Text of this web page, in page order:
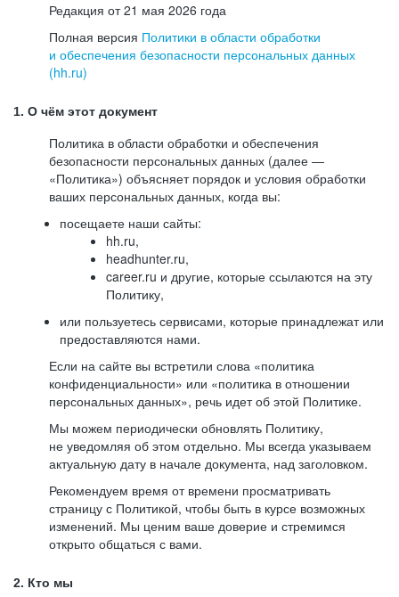
Редакция от 21 мая 2026 года
Полная версия Политики в области обработки
и обеспечения безопасности персональных данных
(hh.ru)
1. О чём этот документ
Политика в области обработки и обеспечения
безопасности персональных данных (далее —
«Политика») объясняет порядок и условия обработки
ваших персональных данных, когда вы:
посещаете наши сайты:
hh.ru,
headhunter.ru,
career.ru и другие, которые ссылаются на эту
Политику,
или пользуетесь сервисами, которые принадлежат или
предоставляются нами.
Если на сайте вы встретили слова «политика
конфиденциальности» или «политика в отношении
персональных данных», речь идет об этой Политике.
Мы можем периодически обновлять Политику,
не уведомляя об этом отдельно. Мы всегда указываем
актуальную дату в начале документа, над заголовком.
Рекомендуем время от времени просматривать
страницу с Политикой, чтобы быть в курсе возможных
изменений. Мы ценим ваше доверие и стремимся
открыто общаться с вами.
2. Кто мы